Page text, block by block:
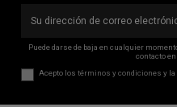
Puede darse de baja en cualquier
contacto en
Acepto lostérminos y condiciones y la